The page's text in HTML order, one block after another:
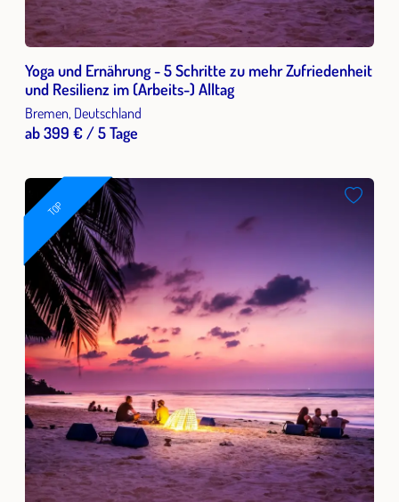
Yoga und Ernährung - 5 Schritte zu mehr Zufriedenheit
und Resilienz im (Arbeits-) Alltag
Bremen, Deutschland
ab 399 € / 5 Tage
TOP